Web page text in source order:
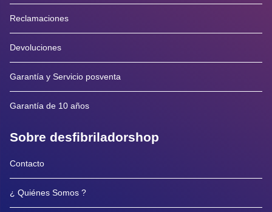
Reclamaciones
Devoluciones
Garantía y Servicio posventa
Garantía de 10 años
Sobre desfibriladorshop
Contacto
¿ Quiénes Somos ?